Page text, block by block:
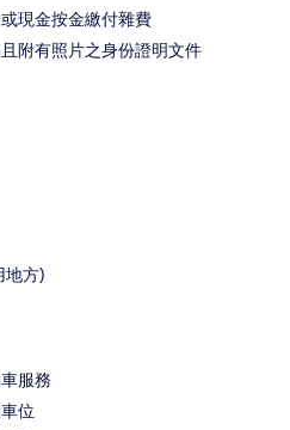
現金按金繳付雜費
附有照片之身份證明文件
地方)
服務
位